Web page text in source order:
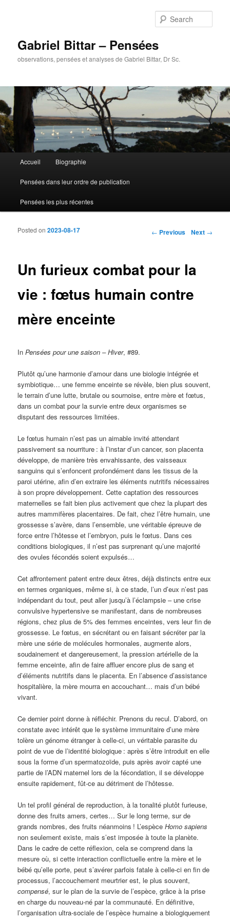
Gabriel Bittar – Pensées
observations, pensées et analyses de Gabriel Bittar, Dr Sc.
Skip to primary content
Skip to secondary content
Accueil Biographie
Pensées dans leur ordre de publication
Pensées les plus récentes
Post navigation ← Previous Next →
Un furieux combat pour la
vie : fœtus humain contre
mère enceinte
Posted on2023-08-17
InPensées pour une saison – Hiver, #89.
Plutôt qu’une harmonie d’amour dans une biologie intégrée et
symbiotique… une femme enceinte se révèle, bien plus souvent,
le terrain d’une lutte, brutale ou sournoise, entre mère et fœtus,
dans un combat pour la survie entre deux organismes se
disputant des ressources limitées.
Le fœtus humain n’est pas un aimable invité attendant
passivement sa nourriture : à l’instar d’un cancer, son placenta
développe, de manière très envahissante, des vaisseaux
sanguins qui s’enfoncent profondément dans les tissus de la
paroi utérine, afin d’en extraire les éléments nutritifs nécessaires
à son propre développement. Cette captation des ressources
maternelles se fait bien plus activement que chez la plupart des
autres mammifères placentaires. De fait, chez l’être humain, une
grossesse s’avère, dans l’ensemble, une véritable épreuve de
force entre l’hôtesse et l’embryon, puis le fœtus. Dans ces
conditions biologiques, il n’est pas surprenant qu’une majorité
des ovules fécondés soient expulsés…
Cet affrontement patent entre deux êtres, déjà distincts entre eux
en termes organiques, même si, à ce stade, l’un d’eux n’est pas
indépendant du tout, peut aller jusqu’à l’éclampsie – une crise
convulsive hypertensive se manifestant, dans de nombreuses
régions, chez plus de 5% des femmes enceintes, vers leur fin de
grossesse. Le fœtus, en sécrétant ou en faisant sécréter par la
mère une série de molécules hormonales, augmente alors,
soudainement et dangereusement, la pression artérielle de la
femme enceinte, afin de faire affluer encore plus de sang et
d’éléments nutritifs dans le placenta. En l’absence d’assistance
hospitalière, la mère mourra en accouchant… mais d’un bébé
vivant.
Ce dernier point donne à réfléchir. Prenons du recul. D’abord, on
constate avec intérêt que le système immunitaire d’une mère
tolère un génome étranger à celle-ci, un véritable parasite du
point de vue de l’identité biologique : après s’être introduit en elle
sous la forme d’un spermatozoïde, puis après avoir capté une
partie de l’ADN maternel lors de la fécondation, il se développe
ensuite rapidement, fût-ce au détriment de l’hôtesse.
Un tel profil général de reproduction, à la tonalité plutôt furieuse,
donne des fruits amers, certes… Sur le long terme, sur de
grands nombres, des fruits néanmoins ! L’espèceHomo sapiens
non seulement existe, mais s’est imposée à toute la planète.
Dans le cadre de cette réflexion, cela se comprend dans la
mesure où, si cette interaction conflictuelle entre la mère et le
bébé qu’elle porte, peut s’avérer parfois fatale à celle-ci en fin de
processus, l’accouchement meurtrier est, le plus souvent,
compensé, sur le plan de la survie de l’espèce, grâce à la prise
en charge du nouveau-né par la communauté. En définitive,
l’organisation ultra-sociale de l’espèce humaine a biologiquement